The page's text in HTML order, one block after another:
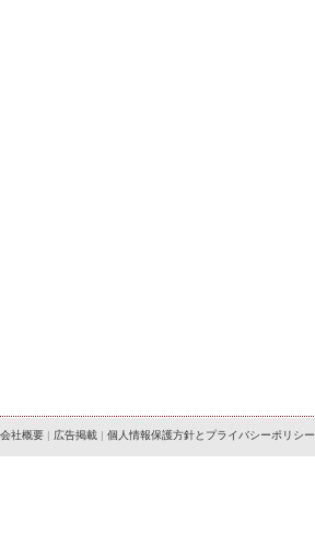
会社概要 | 広告掲載 | 個人情報保護方針とプライバシーポリシー